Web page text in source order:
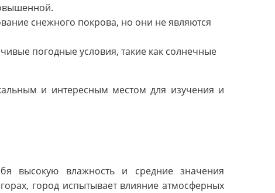
снежного покрова, но они не являются
погодные условия, такие как солнечные
и интересным местом для изучения и
высокую влажность и средние значения
город испытывает влияние атмосферных